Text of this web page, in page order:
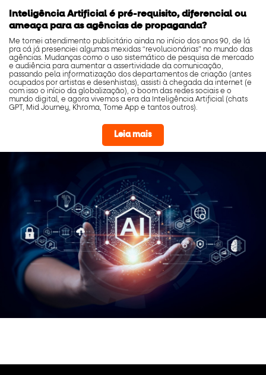
Inteligência Artificial é pré-requisito, diferencial ou
ameaça para as agências de propaganda?
Me tornei atendimento publicitário ainda no início dos anos 90, de lá
pra cá já presenciei algumas mexidas “revolucionárias” no mundo das
agências. Mudanças como o uso sistemático de pesquisa de mercado
e audiência para aumentar a assertividade da comunicação,
passando pela informatização dos departamentos de criação (antes
ocupados por artistas e desenhistas), assisti à chegada da internet (e
com isso o início da globalização), o boom das redes sociais e o
mundo digital, e agora vivemos a era da Inteligência Artificial (chats
GPT, Mid Journey, Khroma, Tome App e tantos outros).
Leia mais